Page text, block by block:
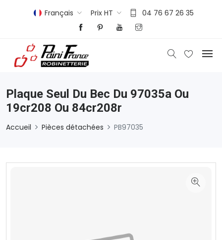
Français Prix HT 04 76 67 26 35
Plaque Seul Du Bec Du 97035a Ou
19cr208 Ou 84cr208r
Accueil Pièces détachées PB97035